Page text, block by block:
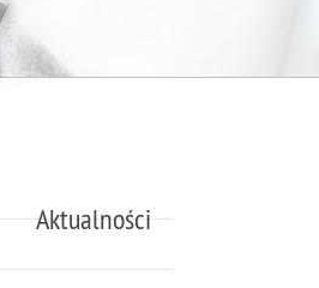
Aktualności